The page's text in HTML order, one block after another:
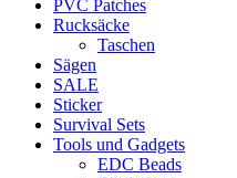
PVC Patches
Rucksäcke
Taschen
Sägen
SALE
Sticker
Survival Sets
Tools und Gadgets
EDC Beads